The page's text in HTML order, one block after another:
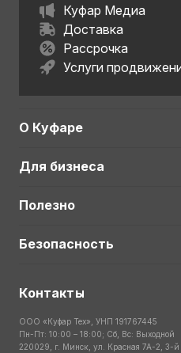
Куфар Медиа
Доставка
Рассрочка
Услуги
О Куфаре
Для бизнеса
Полезно
Безопасность
Контакты
ООО «Куфар Тех», УНП 191767445
Пн-Пт: 10:00 – 18:00; Сб, Вс: Выходной
220029, г. Минск, ул. Красная 7А-2, 3-й